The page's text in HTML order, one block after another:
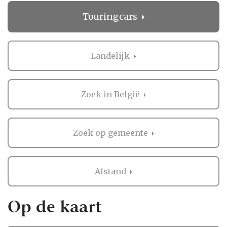
Wat anderen zeggen over Touringcars in
Landelijk
Het regelen van een bruiloft is niet niks, en
het is logisch dat je graag wilt weten wat
anderen vinden. Daarom biedt Bruiloft.nl je
de mogelijkheid om beoordelingen te lezen
de professionals in Landelijk.
Deze ervaringen zijn waardevol, omdat ze je
een eerlijk beeld geven van wat je kunt
verwachten. Als er nog geen beoordelingen
zijn, kan dat ook een kans zijn. Misschien
mogen jullie wel de eerste zijn die een review
achterlaat! Zo help je niet alleen andere
bruidsparen, maar creëer je ook een
Touringcars
Landelijk
Zoek in België
Zoek op gemeente
Afstand
Op de kaart